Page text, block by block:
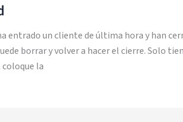
entrado un cliente de última hora y han
borrar y volver a hacer el cierre. Solo
coloque la